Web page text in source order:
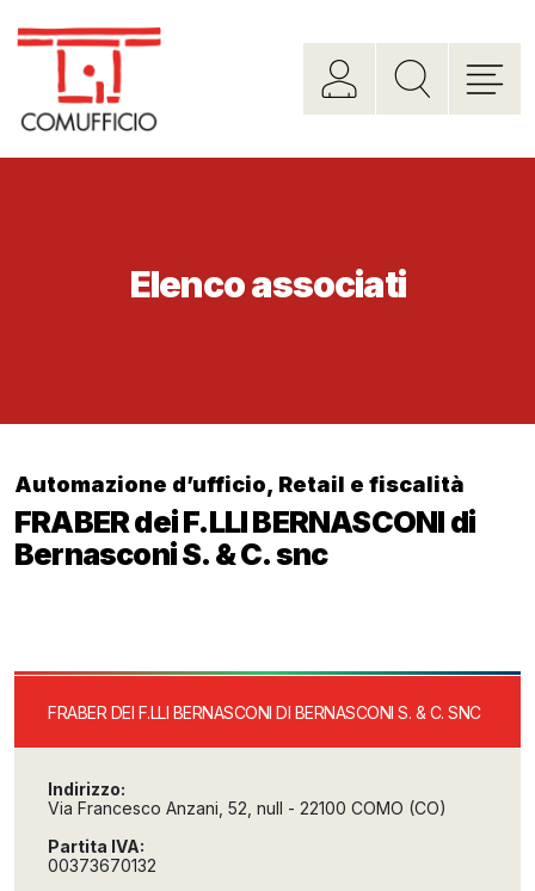
Elenco associati
Automazione d’ufficio, Retail e fiscalità
FRABER dei F.LLI BERNASCONI di
Bernasconi S. & C. snc
FRABER DEI F.LLI BERNASCONI DI BERNASCONI S. & C. SNC
Indirizzo:
Via Francesco Anzani, 52, null - 22100 COMO (CO)
Partita IVA:
00373670132